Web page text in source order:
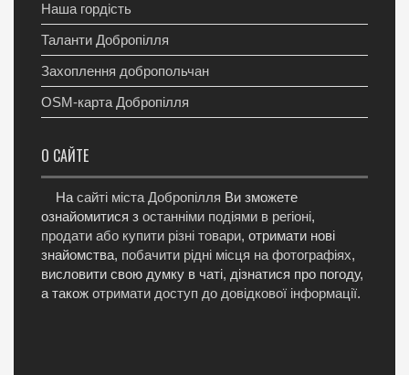
Наша гордість
Таланти Добропілля
Захоплення добропольчан
OSM-карта Добропілля
О САЙТЕ
На сайті міста Добропілля Ви зможете
ознайомитися з останніми подіями в регіоні,
продати або купити різні товари, отримати нові
знайомства, побачити рідні місця на фотографіях,
висловити свою думку в чаті, дізнатися про погоду,
а також отримати доступ до довідкової інформації.